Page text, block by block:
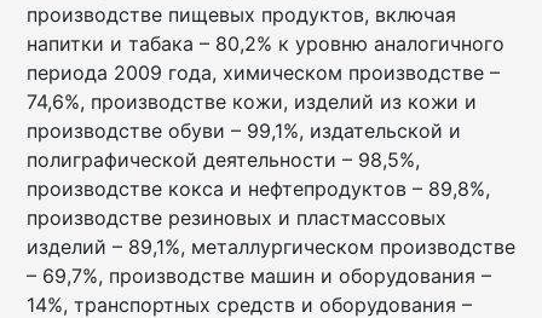
производстве пищевых продуктов, включая
напитки и табака – 80,2% к уровню аналогичного
периода 2009 года, химическом производстве –
74,6%, производстве кожи, изделий из кожи и
производстве обуви – 99,1%, издательской и
полиграфической деятельности – 98,5%,
производстве кокса и нефтепродуктов – 89,8%,
производстве резиновых и пластмассовых
изделий – 89,1%, металлургическом производстве
– 69,7%, производстве машин и оборудования –
14%, транспортных средств и оборудования –